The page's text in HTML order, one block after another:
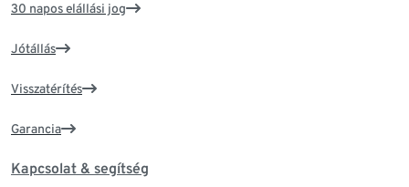
30 napos elállási jog
Jótállás
Visszatérítés
Garancia
Kapcsolat & segítség